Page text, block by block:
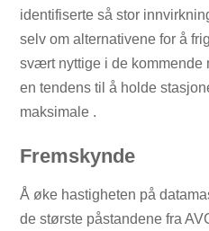
identifiserte så stor
selv om alternativene for å
svært nyttige i de kommende
en tendens til å holde
maksimale .
Fremskynde
Å øke hastigheten på
de største påstandene fra